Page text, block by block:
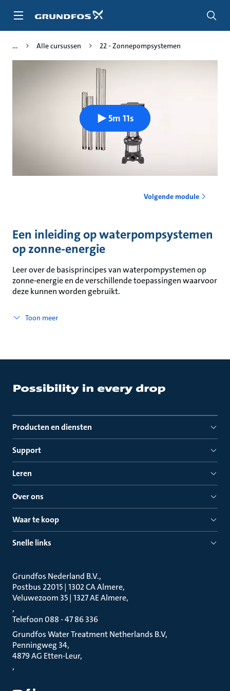
naar
Alle cursussen 22 - Zonnepompsystemen
5m 11s
Volgende module
Een inleiding op waterpompsystemen
op zonne-energie
Leer over de basisprincipes van waterpompystemen op
zonne-energie en de verschillende toepassingen waarvoor
deze kunnen worden gebruikt.
Toon meer
Producten en diensten
Support
Leren
Over ons
Waar te koop
Snelle links
Grundfos Nederland B.V.
Postbus 22015 | 1302 CA Almere
Veluwezoom 35 | 1327 AE Almere
Telefoon 088 - 47 86 336
Grundfos Water Treatment Netherlands B.V
Penningweg 34
4879 AG Etten-Leur